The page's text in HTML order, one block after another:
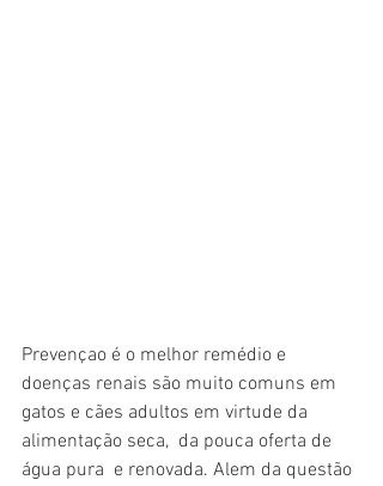
Prevençao é o melhor remédio e
doenças renais são muito comuns em
gatos e cães adultos em virtude da
alimentação seca,  da pouca oferta de
água pura  e renovada. Alem da questão